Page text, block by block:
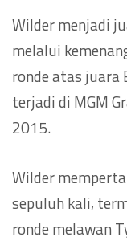
Wilder menjadi
melalui
ronde atas juara
terjadi di MGM
2015.
Wilder
sepuluh kali,
ronde melawan